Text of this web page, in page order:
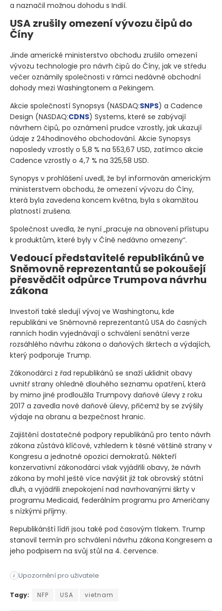
a naznačil možnou dohodu s Indií.
USA zrušily omezení vývozu čipů do
Číny
Jinde americké ministerstvo obchodu zrušilo omezení
vývozu technologie pro návrh čipů do Číny, jak ve středu
večer oznámily společnosti v rámci nedávné obchodní
dohody mezi Washingtonem a Pekingem.
Akcie společností Synopsys (NASDAQ:SNPS) a Cadence
Design (NASDAQ:CDNS) Systems, které se zabývají
návrhem čipů, po oznámení prudce vzrostly, jak ukazují
údaje z 24hodinového obchodování. Akcie Synopsys
naposledy vzrostly o 5,8 % na 553,67 USD, zatímco akcie
Cadence vzrostly o 4,7 % na 325,58 USD.
Synopys v prohlášení uvedl, že byl informován americkým
ministerstvem obchodu, že omezení vývozu do Číny,
která byla zavedena koncem května, byla s okamžitou
platností zrušena.
Společnost uvedla, že nyní „pracuje na obnovení přístupu
k produktům, které byly v Číně nedávno omezeny“.
Vedoucí představitelé republikánů ve
Sněmovně reprezentantů se pokoušejí
přesvědčit odpůrce Trumpova návrhu
zákona
Investoři také sledují vývoj ve Washingtonu, kde
republikáni ve Sněmovně reprezentantů USA do časných
ranních hodin vyjednávají o schválení senátní verze
rozsáhlého návrhu zákona o daňových škrtech a výdajích,
který podporuje Trump.
Zákonodárci z řad republikánů se snaží uklidnit obavy
uvnitř strany ohledně dlouhého seznamu opatření, která
by mimo jiné prodloužila Trumpovy daňové úlevy z roku
2017 a zavedla nové daňové úlevy, přičemž by se zvýšily
výdaje na obranu a bezpečnost hranic.
Zajištění dostatečné podpory republikánů pro tento návrh
zákona zůstává klíčové, vzhledem k těsné většině strany v
Kongresu a jednotné opozici demokratů. Někteří
konzervativní zákonodárci však vyjádřili obavy, že návrh
zákona by mohl ještě více navýšit již tak obrovský státní
dluh, a vyjádřili znepokojení nad navrhovanými škrty v
programu Medicaid, federálním programu pro Američany
s nízkými příjmy.
Republikánští lídři jsou také pod časovým tlakem. Trump
stanovil termín pro schválení návrhu zákona Kongresem a
jeho podpisem na svůj stůl na 4. července.
i Upozornění pro uživatele
Americké akciové futures směřují nahoru před zveřejněním
Tagy: NFP USA vietnam